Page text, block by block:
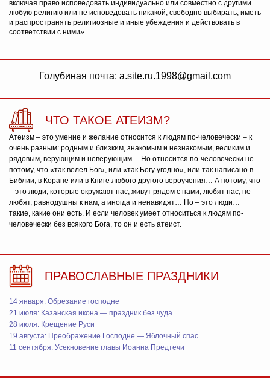
включая право исповедовать индивидуально или совместно с другими
любую религию или не исповедовать никакой, свободно выбирать, иметь
и распространять религиозные и иные убеждения и действовать в
соответствии с ними».
Голубиная почта: a.site.ru.1998@gmail.com
ЧТО ТАКОЕ АТЕИЗМ?
Атеизм – это умение и желание относится к людям по-человечески – к
очень разным: родным и близким, знакомым и незнакомым, великим и
рядовым, верующим и неверующим… Но относится по-человечески не
потому, что «так велел Бог», или «так Богу угодно», или так написано в
Библии, в Коране или в Книге любого другого вероучения… А потому, что
– это люди, которые окружают нас, живут рядом с нами, любят нас, не
любят, равнодушны к нам, а иногда и ненавидят… Но – это люди…
такие, какие они есть. И если человек умеет относиться к людям по-
человечески без всякого Бога, то он и есть атеист.
ПРАВОСЛАВНЫЕ ПРАЗДНИКИ
14 января: Обрезание господне
21 июля: Казанская икона — праздник без чуда
28 июля: Крещение Руси
19 августа: Преображение Господне — Яблочный спас
11 сентября: Усекновение главы Иоанна Предтечи